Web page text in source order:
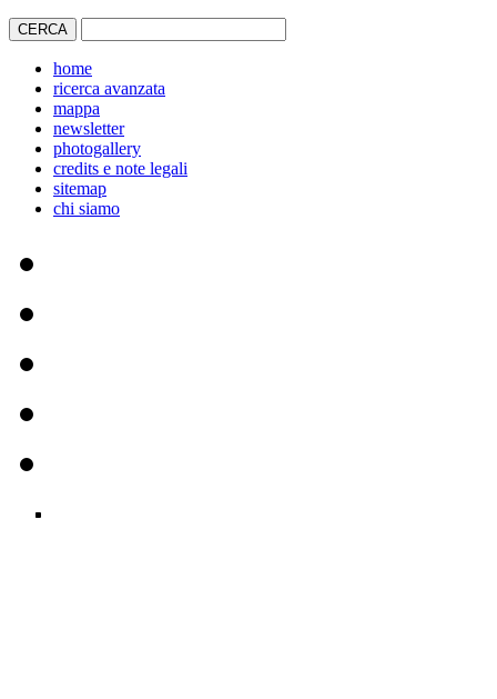
home
ricerca avanzata
mappa
newsletter
photogallery
credits e note legali
sitemap
chi siamo